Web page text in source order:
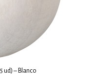
ud) – Blanco